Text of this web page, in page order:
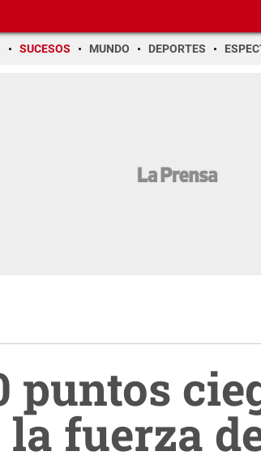
SUCESOS MUNDO DEPORTES
puntos
la fuerza